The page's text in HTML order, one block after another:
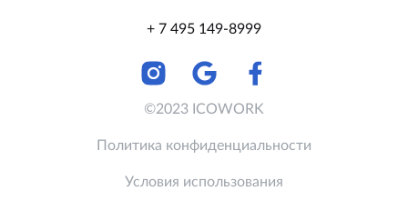
+ 7 495 149-8999
©2023 ICOWORK
Политика конфиденциальности
Условия использования